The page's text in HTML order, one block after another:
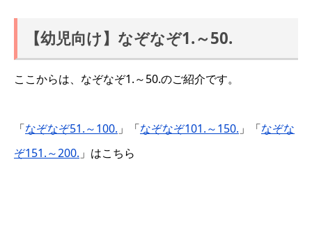
【幼児向け】なぞなぞ1.～50.
ここからは、なぞなぞ1.～50.のご紹介です。
「なぞなぞ51.～100. 」「なぞなぞ101.～150. 」「なぞな
ぞ151.～200. 」はこちら